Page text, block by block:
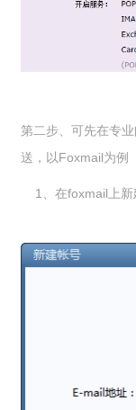
第二步、可先在专
送，以Foxmail为例
1、在foxmail上新